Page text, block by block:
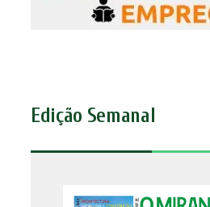
Edição Semanal